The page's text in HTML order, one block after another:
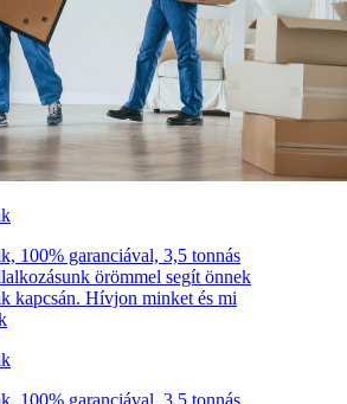
100% garanciával, 3,5 tonnás
örömmel segít önnek
kapcsán. Hívjon minket és mi